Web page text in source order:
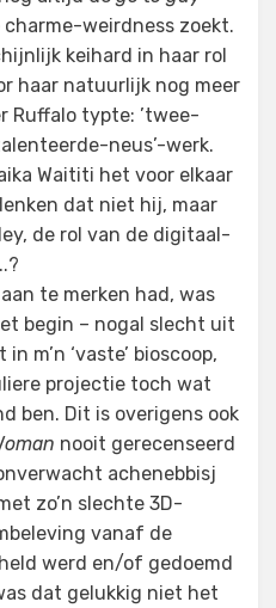
weirdness zoekt.
keihard in haar rol
haar natuurlijk nog meer
Ruffalo typte: ’twee-
neus’-werk.
Waititi het voor elkaar
dat niet hij, maar
de rol van de digitaal-
te merken had, was
begin – nogal slecht uit
m’n ‘vaste’ bioscoop,
projectie toch wat
ben. Dit is overigens ook
nooit gerecenseerd
achenebbisj
zo’n slechte 3D-
vanaf de
werd en/of gedoemd
dat gelukkig niet het